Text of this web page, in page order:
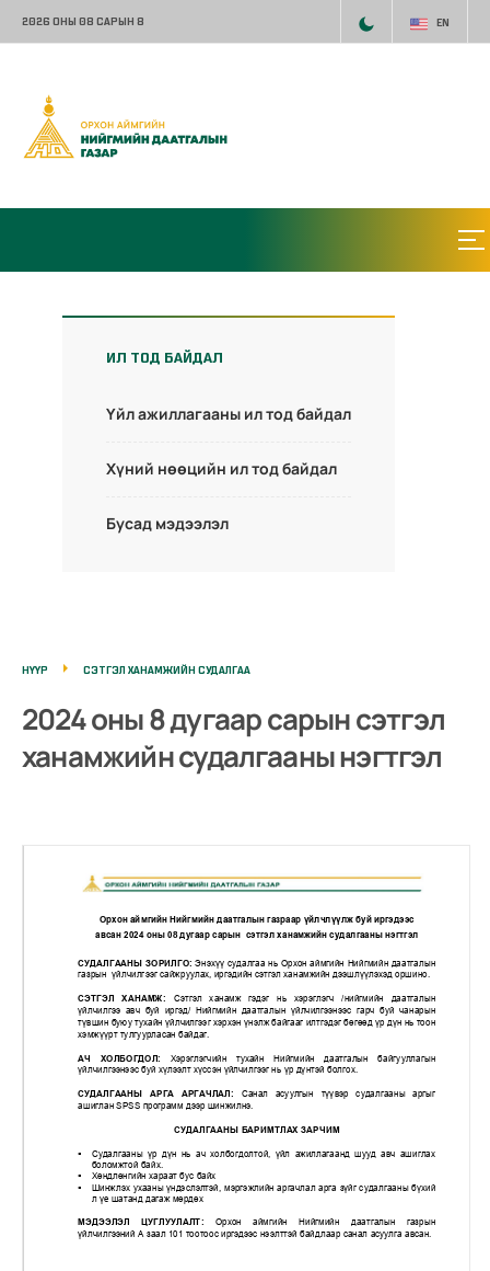
2026 ОНЫ 08 САРЫН 8 EN
ИЛ ТОД БАЙДАЛ
Үйл ажиллагааны ил тод байдал
Хүний нөөцийн ил тод байдал
Бусад мэдээлэл
НҮҮР СЭТГЭЛ ХАНАМЖИЙН СУДАЛГАА
2024 оны 8 дугаар сарын сэтгэл
ханамжийн судалгааны нэгтгэл